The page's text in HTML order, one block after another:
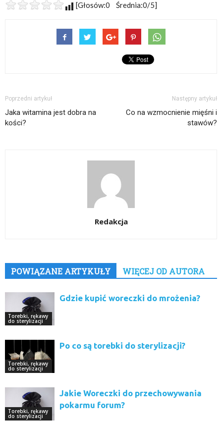
[Głosów:0 Średnia:0/5]
Poprzedni artykuł
Jaka witamina jest dobra na
kości?
Następny artykuł
Co na wzmocnienie mięśni i
stawów?
Redakcja
POWIĄZANE ARTYKUŁY WIĘCEJ OD AUTORA
Torebki, rękawy
do sterylizacji
Gdzie kupić woreczki do mrożenia?
Torebki, rękawy
do sterylizacji
Po co są torebki do sterylizacji?
Torebki, rękawy
do sterylizacji
Jakie Woreczki do przechowywania
pokarmu forum?